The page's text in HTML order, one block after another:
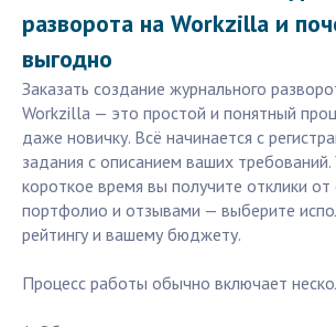
разворота на Workzilla и
выгодно
Заказать создание журнального
Workzilla — это простой и понятный
даже новичку. Всё начинается с
задания с описанием ваших требований.
короткое время вы получите отклики от
портфолио и отзывами — выберите
рейтингу и вашему бюджету.
Процесс работы обычно включает